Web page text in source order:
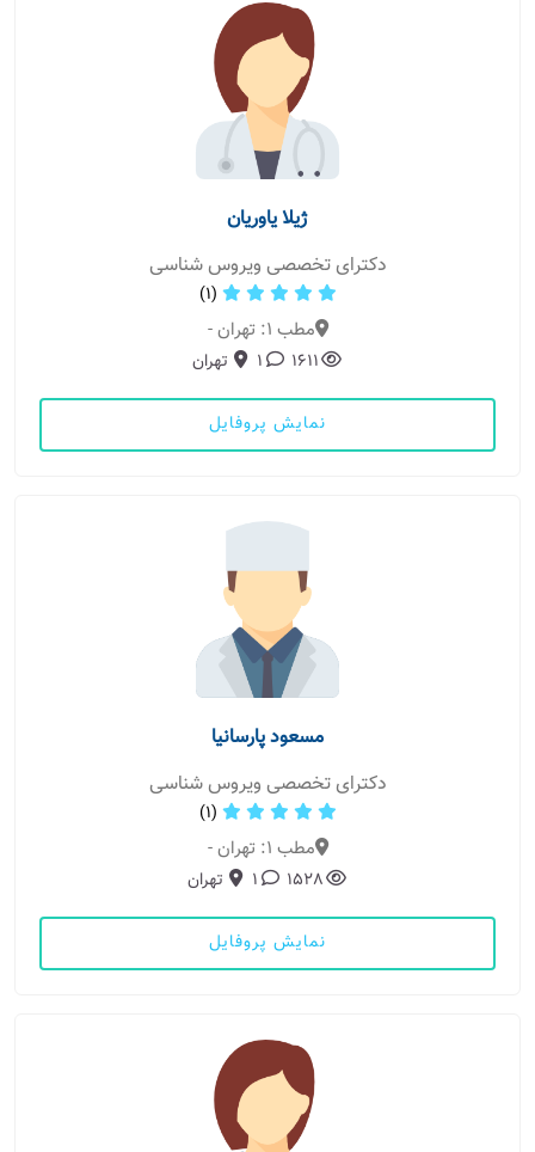
ژیلا یاوریان
دکترای تخصصی ویروس شناسی
(1)
مطب 1: تهران -
1611
1 تهران
نمایش پروفایل
مسعود پارسانیا
دکترای تخصصی ویروس شناسی
(1)
مطب 1: تهران -
1528
1 تهران
نمایش پروفایل